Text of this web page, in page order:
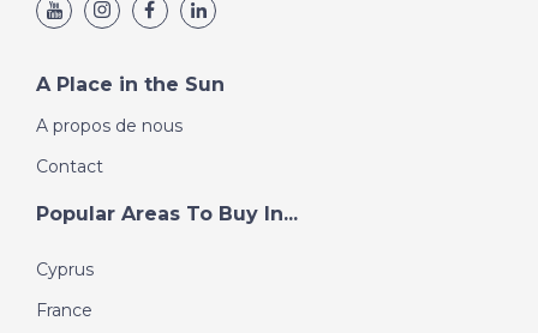
A Place in the Sun
A propos de nous
Contact
Popular Areas To Buy In...
Cyprus
France